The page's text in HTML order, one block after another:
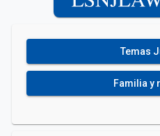
Temas
Familia y